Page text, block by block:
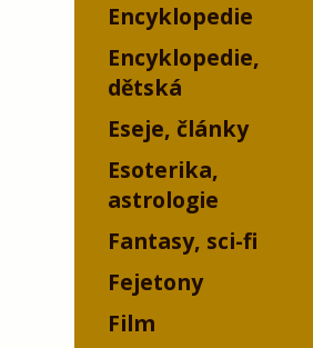
Encyklopedie
Encyklopedie,
dětská
Eseje, články
Esoterika,
astrologie
Fantasy, sci-fi
Fejetony
Film